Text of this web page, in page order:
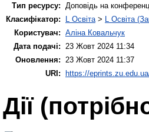
Тип ресурсу: Доповідь на
Класифікатор:
L Освіта> L Освіта
Користувач: Аліна Ковальчук
Дата подачі: 23 Жовт 2024 11:34
Оновлення: 23 Жовт 2024 11:37
URI:
https://
Дії